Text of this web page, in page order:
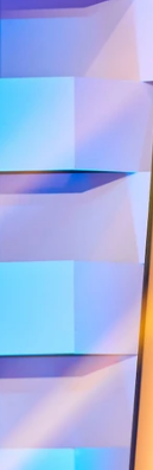
Sara Ruiz
19
claro